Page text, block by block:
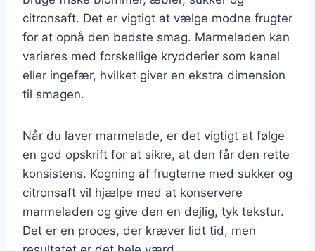
citronsaft. Det er vigtigt at vælge modne frugter
for at opnå den bedste smag. Marmeladen kan
varieres med forskellige krydderier som kanel
eller ingefær, hvilket giver en ekstra dimension
til smagen.
Når du laver marmelade, er det vigtigt at følge
en god opskrift for at sikre, at den får den rette
konsistens. Kogning af frugterne med sukker og
citronsaft vil hjælpe med at konservere
marmeladen og give den en dejlig, tyk tekstur.
Det er en proces, der kræver lidt tid, men